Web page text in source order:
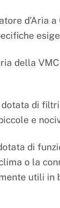
d’Aria
della
dotata di
e
di
o la
utili in